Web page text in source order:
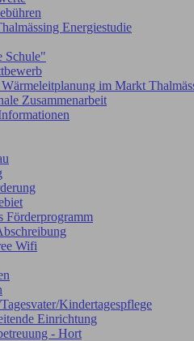
Energiestudie
Schule"
im Markt
Zusammenarbeit
Förderprogramm
Wifi
Kindertagespflege
Einrichtung
- Hort